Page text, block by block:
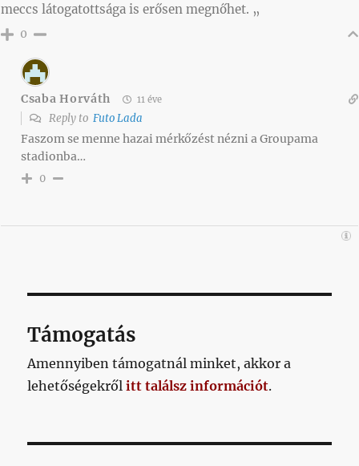
meccs látogatottsága is erősen megnőhet. „
0
Csaba Horváth 11 éve
Reply to Futo Lada
Faszom se menne hazai mérkőzést nézni a Groupama
stadionba…
0
Támogatás
Amennyiben támogatnál minket, akkor a
lehetőségekrőlitt találsz információt.